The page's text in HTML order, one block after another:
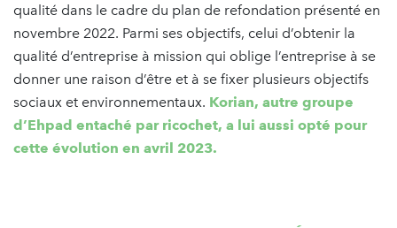
qualité dans le cadre du plan de refondation présenté en
novembre 2022. Parmi ses objectifs, celui d’obtenir la
qualité d’entreprise à mission qui oblige l’entreprise à se
donner une raison d’être et à se fixer plusieurs objectifs
sociaux et environnementaux. Korian, autre groupe
d’Ehpad entaché par ricochet, a lui aussi opté pour
cette évolution en avril 2023.